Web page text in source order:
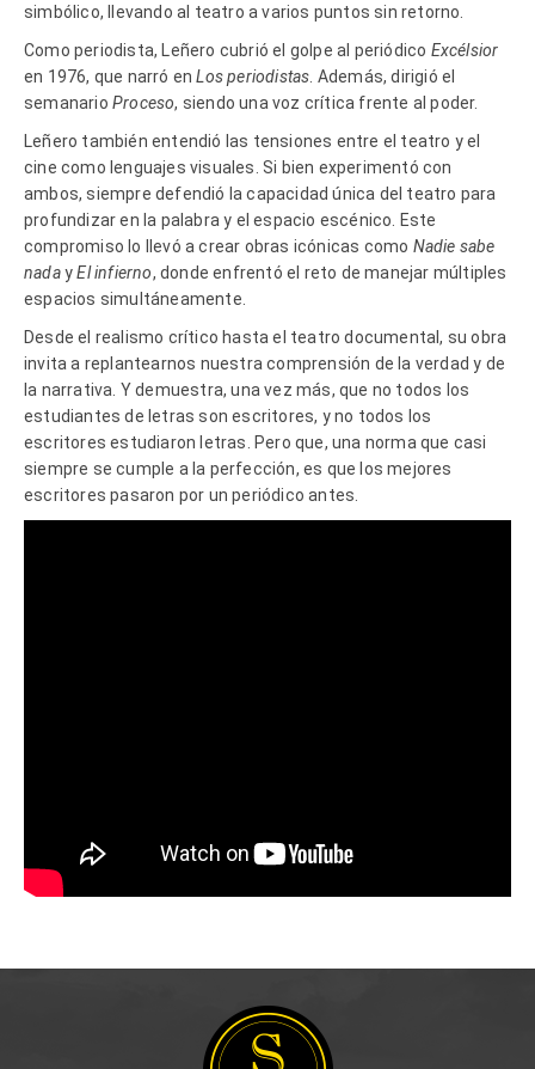
simbólico, llevando al teatro a varios puntos sin retorno.
Como periodista, Leñero cubrió el golpe al periódico Excélsior
en 1976, que narró enLos periodistas . Además, dirigió el
semanario Proceso, siendo una voz crítica frente al poder.
Leñero también entendió las tensiones entre el teatro y el
cine como lenguajes visuales. Si bien experimentó con
ambos, siempre defendió la capacidad única del teatro para
profundizar en la palabra y el espacio escénico. Este
compromiso lo llevó a crear obras icónicas como Nadie sabe
nadayEl infierno, donde enfrentó el reto de manejar múltiples
espacios simultáneamente.
Desde el realismo crítico hasta el teatro documental, su obra
invita a replantearnos nuestra comprensión de la verdad y de
la narrativa. Y demuestra, una vez más, que no todos los
estudiantes de letras son escritores, y no todos los
escritores estudiaron letras. Pero que, una norma que casi
siempre se cumple a la perfección, es que los mejores
escritores pasaron por un periódico antes.